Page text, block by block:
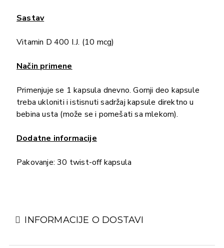
Sastav
Vitamin D 400 I.J. (10 mcg)
Način primene
Primenjuje se 1 kapsula dnevno. Gornji deo kapsule
treba ukloniti i istisnuti sadržaj kapsule direktno u
bebina usta (može se i pomešati sa mlekom).
Dodatne informacije
Pakovanje: 30 twist-off kapsula
INFORMACIJE O DOSTAVI